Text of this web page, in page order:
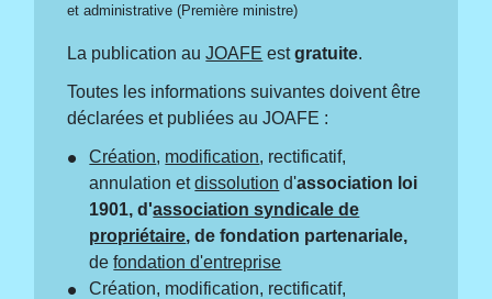
et administrative (Première ministre)
La publication auJOAFE estgratuite.
Toutes les informations suivantes doivent être
déclarées et publiées au JOAFE :
Création, modification, rectificatif,
annulation etdissolution d'association loi
1901, d'association syndicale de
propriétaire, de fondation partenariale,
defondation d'entreprise
Création, modification, rectificatif,